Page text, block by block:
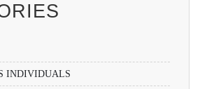
INDIVIDUALS